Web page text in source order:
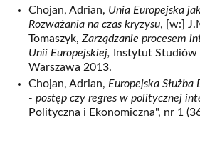
Chojan, Adrian, Unia Europejska
Rozważania na czas kryzysu, [w:]
Tomaszyk, Zarządzanie procesem
Unii Europejskiej,
Instytut Studiów
Warszawa 2013.
Chojan, Adrian, Europejska
- postęp czy regres w politycznej
Polityczna i Ekonomiczna", nr 1